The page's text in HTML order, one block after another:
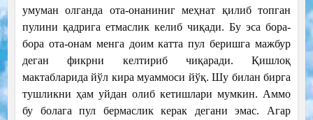
умуман олганда ота-онаниниг меҳнат қилиб топган
пулини қадрига етмаслик келиб чиқади. Бу эса бора-
бора ота-онам менга доим катта пул беришга мажбур
деган фикрни келтириб чиқаради. Қишлоқ
мактабларида йўл кира муаммоси йўқ. Шу билан бирга
тушликни ҳам уйдан олиб кетишлари мумкин. Аммо
бу болага пул бермаслик керак дегани эмас. Агар